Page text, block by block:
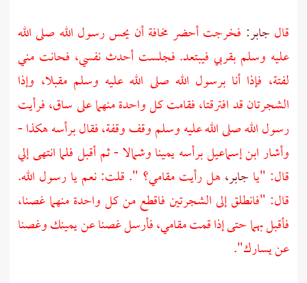
قال جابر: فخرجت أحضر مخافة أن يحس رسول الله صلى الله
عليه وسلم بقربي فيبتعد. فجلست أحدث نفسي، فحانت مني
لفتة، فإذا أنا برسول الله صلى الله عليه وسلم مقبلا، وإذا
الشجرتان قد افترقتا، فقامت كل واحدة منهما على ساق، فرأيت
رسول الله صلى الله عليه وسلم وقف وقفة، فقال برأسه هكذا -
وأشار ابن إسماعيل برأسه يمينا وشمالا - ثم أقبل فلما انتهى إلي
قال: "يا جابر،هل رأيت مقامي؟ ". قلت: نعم يا رسول الله.
قال: "فانطلق إلى الشجرتين فاقطع من كل واحدة منهما غصنا،
فأقبل بهما حتى إذا قمت مقامي، فأرسل غصنا عن يمينك وغصنا
عن يسارك".